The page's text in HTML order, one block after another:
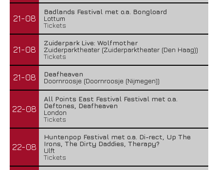
21-08
Badlands Festival met o.a. Bongloard
Lottum
Tickets
21-08
Zuiderpark Live: Wolfmother
Zuiderparktheater (Zuiderparktheater (Den Haag))
Tickets
21-08
Deafheaven
Doornroosje (Doornroosje (Nijmegen))
22-08
All Points East Festival Festival met o.a.
Deftones, Deafheaven
London
Tickets
22-08
Huntenpop Festival met o.a. Di-rect, Up The
Irons, The Dirty Daddies, Therapy?
Ulft
Tickets